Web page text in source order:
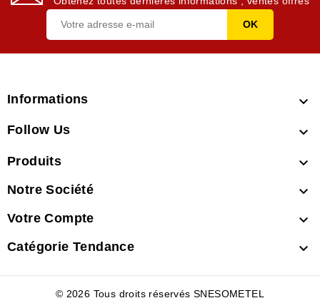
Informations 
Follow Us 
Produits 
Notre Société 
Votre Compte 
Catégorie Tendance 
© 2026 Tous droits réservés SNESOMETEL